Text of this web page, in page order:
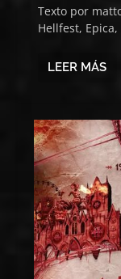
Texto por
Hellfest,
LEER MÁS